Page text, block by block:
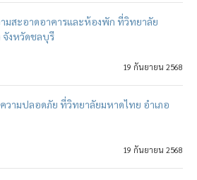
มสะอาดอาคารและห้องพัก ที่วิทยาลัย
จังหวัดชลบุรี
19 กันยายน 2568
วามปลอดภัย ที่วิทยาลัยมหาดไทย อำเภอ
19 กันยายน 2568